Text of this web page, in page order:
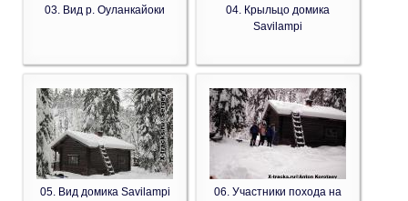
03. Вид р. Оуланкайоки
04. Крыльцо домика
Savilampi
05. Вид домика Savilampi
06. Участники похода на